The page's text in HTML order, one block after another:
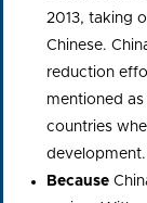
2013, taking
Chinese.
reduction
mentioned
countries
development.
Because